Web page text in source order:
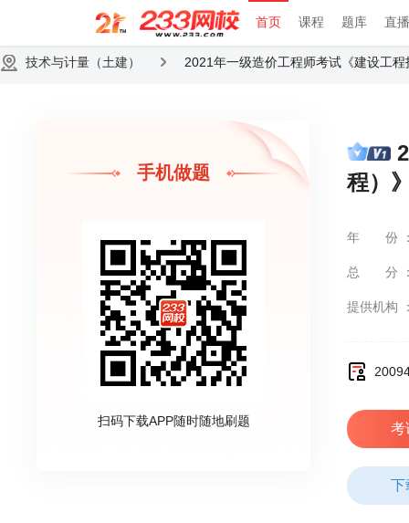
首页 课程 题库 直
技术与计量（土建） 2021年一级造价工程师考试《建设工
手机做题
扫码下载APP随时随地刷题
程）
年份
总分
提供机构
考
下